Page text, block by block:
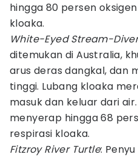
hingga 80 persen
kloaka.
White-Eyed Stream-
ditemukan di Australia,
arus deras dangkal, dan
tinggi. Lubang kloaka
masuk dan keluar dari
menyerap hingga 68
respirasi kloaka.
Fitzroy River Turtle: